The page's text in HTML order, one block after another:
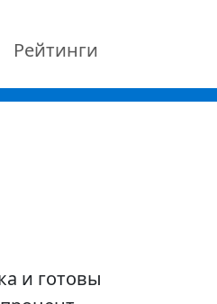
Рейтинги
и готовы